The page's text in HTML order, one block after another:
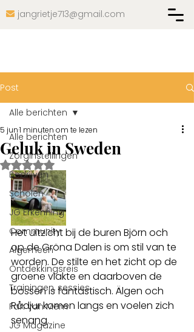
 jangrietje713@gmail.com
Post
Alle berichten
Zorginstellingen
Bedrijven
Scholen
JG Erkenning
Community
Algemeen
Ontdekkingsreis
Trainingen, sessies
Fan van Mem
JG Magazine
Alle berichten
Geluk in Sweden
5 jun1 minuten om te lezen
Beoordeeld met NaN uit 5 sterren.
Het uitzicht bij de buren Björn och
op de Gröna Dalen is om stil van te
worden. De stilte en het zicht op de
groene vlakte en daarboven de
bossen is fantastisch. Älgen och
Rådjur komen langs en voelen zich
senang.